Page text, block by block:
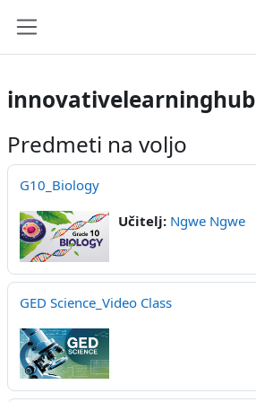
innovativelearninghub
Predmeti na voljo
G10_Biology
Učitelj: Ngwe Ngwe
GED Science_Video Class